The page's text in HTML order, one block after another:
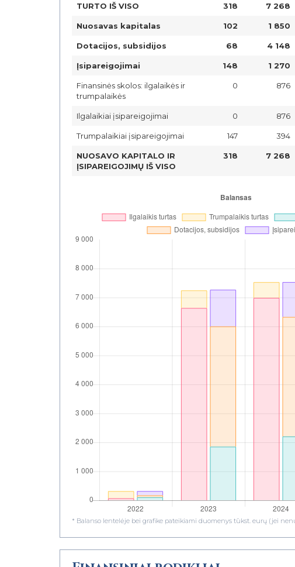
TURTO IŠ VISO 318 7 268
Nuosavas kapitalas 102 1 850
Dotacijos, subsidijos 68 4 148
Įsipareigojimai 148 1 270
Finansinės skolos: ilgalaikės ir
trumpalaikės
0 876
Ilgalaikiai įsipareigojimai 0 876
Trumpalaikiai įsipareigojimai 147 394
NUOSAVO KAPITALO IR
ĮSIPAREIGOJIMŲ IŠ VISO
318 7 268
* Balanso lentelėje bei grafike pateikiami duomenys tūkst. eurų (jei